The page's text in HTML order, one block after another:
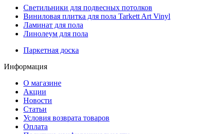
Светильники для подвесных потолков
Виниловая плитка для пола Tarkett Art Vinyl
Ламинат для пола
Линолеум для пола
Паркетная доска
Информация
О магазине
Акции
Новости
Статьи
Условия возврата товаров
Оплата